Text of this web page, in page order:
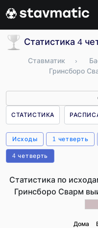
Статистика 4
Ставматик ›
Гринсборо
СТАТИСТИКА
Исходы 1 четверть
4 четверть
Статистика по
Гринсборо Сварм
Дома